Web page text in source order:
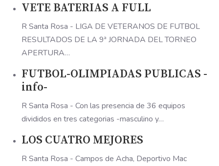
VETE BATERIAS A FULL
R Santa Rosa - LIGA DE VETERANOS DE FUTBOL
RESULTADOS DE LA 9ª JORNADA DEL TORNEO
APERTURA…
FUTBOL-OLIMPIADAS PUBLICAS -
info-
R Santa Rosa - Con las presencia de 36 equipos
divididos en tres categorias -masculino y…
LOS CUATRO MEJORES
R Santa Rosa - Campos de Acha, Deportivo Mac